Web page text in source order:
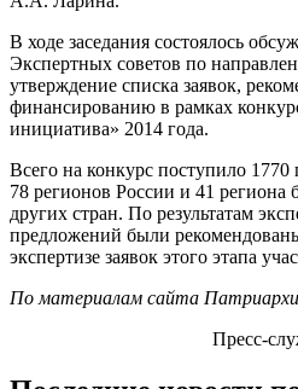
В ходе заседания состоялось
Экспертных советов по
утверждение списка заявок,
финансированию в рамках
инициатива» 2014 года.
Всего на конкурс поступило
78 регионов России и 41 региона
других стран. По результатам
предложений были
экспертизе заявок этого этапа
По материалам сайта
Пресс-